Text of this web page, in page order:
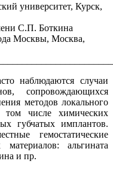
университет, Курск,
С.П. Боткина
Москвы, Москва,
наблюдаются случаи
сопровождающихся
методов локального
том числе химических
губчатых имплантов.
гемостатические
альгината
и пр.